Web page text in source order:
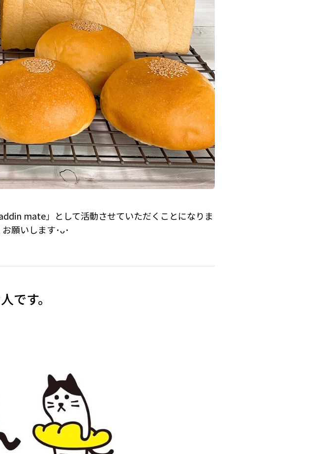
mate」として活動させていただくことになりま
願いします･ᴗ･
です。